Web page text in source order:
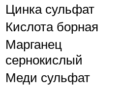
Цинка сульфат
Кислота борная
Марганец
сернокислый
Меди сульфат